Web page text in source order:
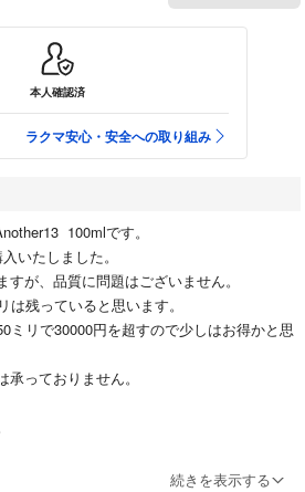
本人確認済
ラクマ安心・安全への取り組み
100mlです。
いたしました。
が、品質に問題はございません。
残っていると思います。
ミリで30000円を超すので少しはお得かと思
っておりません。
続きを表示する